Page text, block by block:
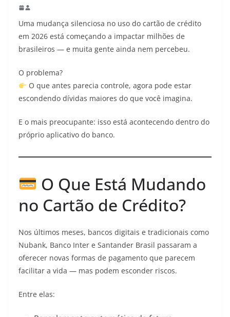
Uma mudança silenciosa no uso do cartão de crédito
em 2026 está começando a impactar milhões de
brasileiros — e muita gente ainda nem percebeu.
O problema?
O que antes parecia controle, agora pode estar
escondendo dívidas maiores do que você imagina.
E o mais preocupante: isso está acontecendo dentro do
próprio aplicativo do banco.
O Que Está Mudando
no Cartão de Crédito?
Nos últimos meses, bancos digitais e tradicionais como
Nubank, Banco Inter e Santander Brasil passaram a
oferecer novas formas de pagamento que parecem
facilitar a vida — mas podem esconder riscos.
Entre elas: